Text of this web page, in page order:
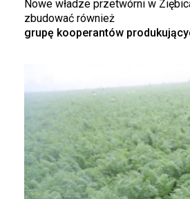
Nowe władze przetwórni w
zbudować również
grupę kooperantów